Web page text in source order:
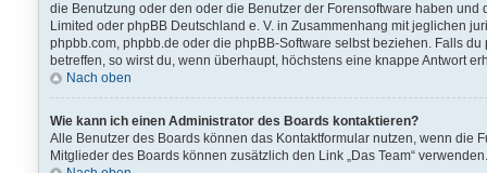
die Benutzung oder den oder die Benutzer der Forensoftware haben
Limited oder phpBB Deutschland e. V. in Zusammenhang mit jeglichen
phpbb.com, phpbb.de oder die phpBB-Software selbst beziehen. Falls
betreffen, so wirst du, wenn überhaupt, höchstens eine knappe Antwort
Nach oben
Wie kann ich einen Administrator des Boards kontaktieren?
Alle Benutzer des Boards können das Kontaktformular nutzen, wenn die
Mitglieder des Boards können zusätzlich den Link „Das Team“ verwenden.